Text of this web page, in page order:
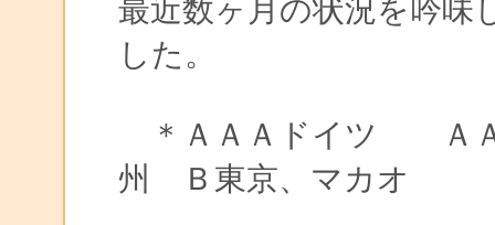
最近数ヶ月の状況を吟味
した。
＊ＡＡＡドイツ ＡＡ
州 Ｂ東京、マカオ